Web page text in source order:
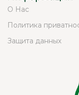
О Нас
Политика
Защита данных